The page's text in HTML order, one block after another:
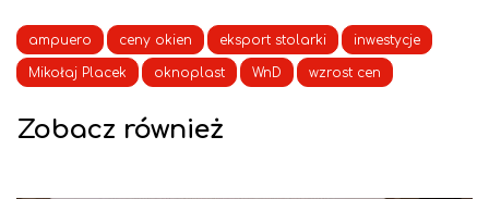
ampuero ceny okien eksport stolarki inwestycje
Mikołaj Placek oknoplast WnD wzrost cen
Zobacz również